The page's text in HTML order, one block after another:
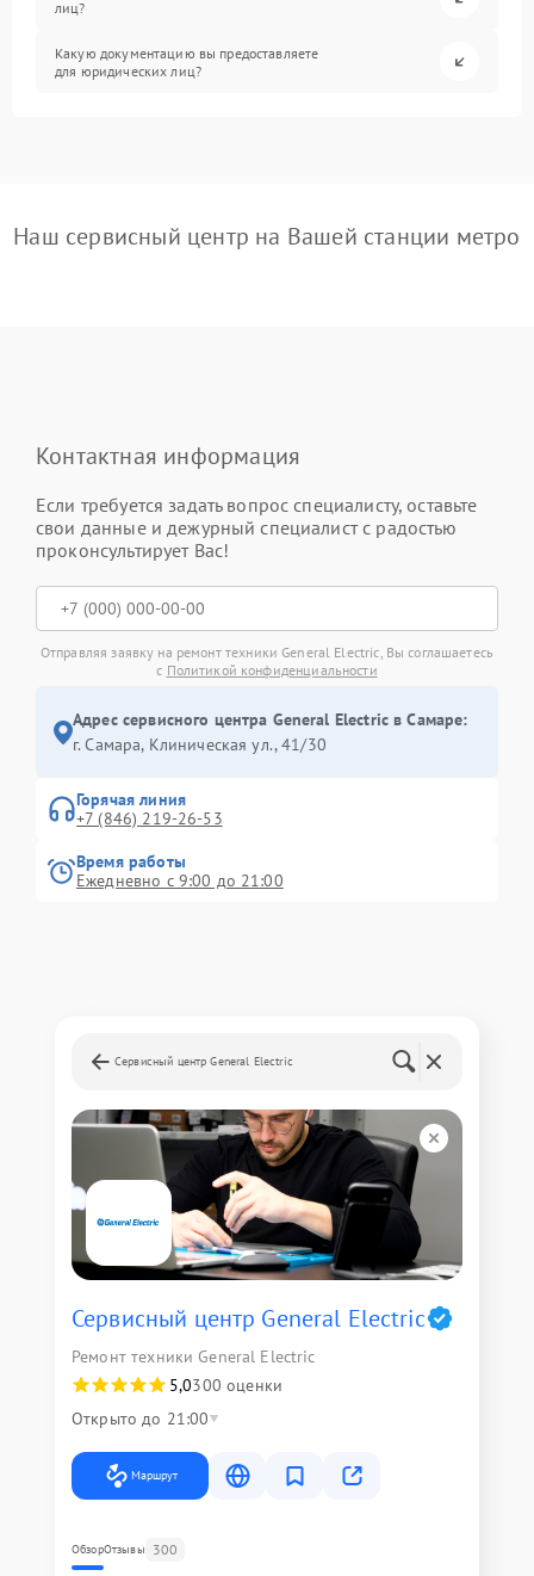
лиц?
Какую документацию вы предоставляете
для юридических лиц?
Наш сервисный центр на Вашей станции метро
Контактная информация
Если требуется задать вопрос специалисту, оставьте
свои данные и дежурный специалист с радостью
проконсультирует Вас!
Отправляя заявку на ремонт техники General Electric, Вы соглашаетесь
с Политикой конфиденциальности
Адрес сервисного центра General Electric в Самаре:
г. Самара, Клиническая ул., 41/30
Горячая линия
+7 (846) 219-26-53
Время работы
Ежедневно с 9:00 до 21:00
Сервисный центр General Electric
Сервисный центр General Electric
Ремонт техники General Electric
5,0300 оценки
Открыто до 21:00
Маршрут
ОбзорОтзывы 300